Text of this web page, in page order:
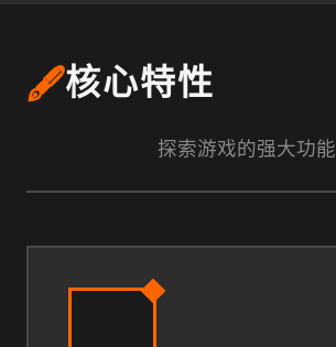
🖋️核心特性
探索游戏的强大功能